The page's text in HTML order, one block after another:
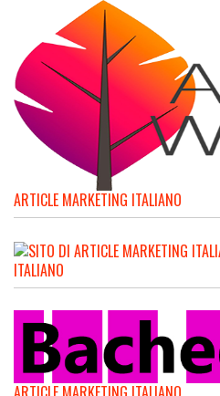
ARTICLE MARKETING ITALIANO
ITALIANO